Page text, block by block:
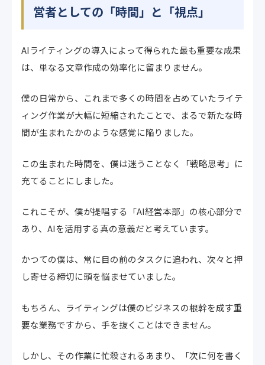
営者としての「時間」と「視点」
AIライティングの導入によって得られた最も重要な成果
は、単なる文章作成の効率化に留まりません。
僕の日常から、これまで多くの時間を占めていたライテ
ィング作業が大幅に短縮されたことで、まるで新たな時
間が生まれたかのような感覚に陥りました。
この生まれた時間を、僕は迷うことなく「戦略思考」に
充てることにしました。
これこそが、僕が提唱する「AI経営本部」の核心部分で
あり、AIを活用する真の意義だと考えています。
かつての僕は、常に目の前のタスクに追われ、次々と押
し寄せる締切に頭を悩ませていました。
もちろん、ライティングは僕のビジネスの根幹を成す重
要な業務ですから、手を抜くことはできません。
しかし、その作業に忙殺されるあまり、「次に何を書く